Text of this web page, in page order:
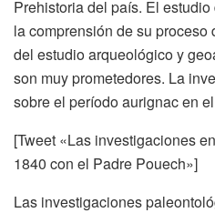
Prehistoria del país. El
la comprensión de su
del estudio arqueológico y
son muy prometedores. La
sobre el período aurignac en
[Tweet «Las investigaciones
1840 con el Padre Pouech»]
Las investigaciones